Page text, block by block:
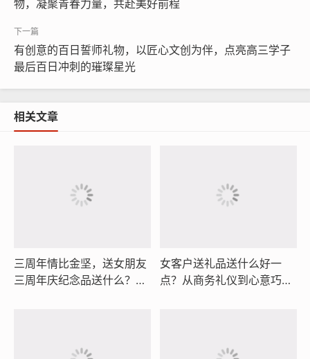
物，凝聚青春力量，共赴美好前程
有创意的百日誓师礼物，以匠心文创为伴，点亮高三学子
最后百日冲刺的璀璨星光
相关文章
三周年情比金坚，送女朋友
三周年庆纪念品送什么？信
女客户送礼品送什么好一
点？从商务礼仪到心意巧